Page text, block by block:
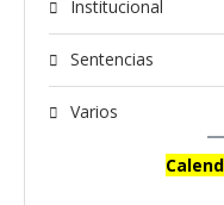
Institucional
Sentencias
Varios